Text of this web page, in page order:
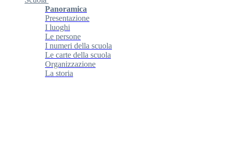
Panoramica
Presentazione
I luoghi
Le persone
I numeri della scuola
Le carte della scuola
Organizzazione
La storia